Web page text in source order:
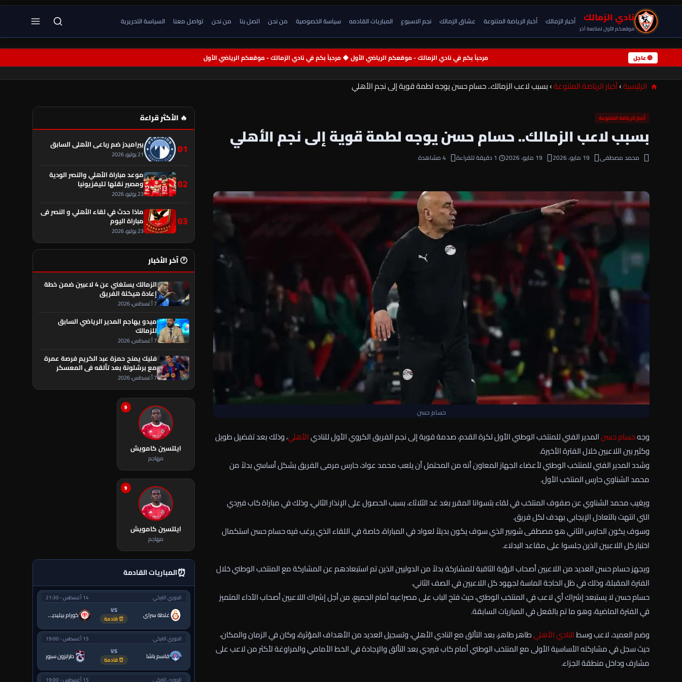
نادي الزمالك
موقعكم الأول لمتابعة آخر
أخبار الزمالك أخبار الرياضة المتنوعة عشاق الزمالك نجم الاسبوع المباريات القادمه سياسة الخصوصية من نحن اتصل بنا من نحن تواصل معنا السياسة التحريرية
🔴 عاجل مرحباً بكم في نادي الزمالك - موقعكم الرياضي الأول ◆ مرحباً بكم في نادي الزمالك - موقعكم الرياضي الأول
الرئيسية›أخبار الرياضة المتنوعة›بسبب لاعب الزمالك.. حسام حسن يوجه لطمة قوية إلى نجم الأهلي
أخبار الرياضة المتنوعة
بسبب لاعب الزمالك.. حسام حسن يوجه لطمة قوية إلى نجم الأهلي
محمد مصطفى 19 مايو، 2026 19 مايو، 2026 1 دقيقة للقراءة 4 مشاهدة
حسام حسن
وجهحسام حسنالمدير الفني للمنتخب الوطني الأول لكرة القدم، صدمة قوية إلى نجم الفريق الكروي الأول للناديالأهلي، وذلك بعد تفضيل طويل
وكثير بين اللاعبين خلال الفترة الأخيرة.
وشدد المدير الفني للمنتخب الوطني لأعضاء الجهاز المعاون أنه من المحتمل أن يلعب محمد عواد، حارس مرمى الفريق بشكل أساسي بدلاً من
محمد الشناوي حارس المنتخب الأول.
ويغيب محمد الشناوي عن صفوف المنتخب في لقاء بتسوانا المقرر بغد غد الثلاثاء، بسبب الحصول على الإنذار الثاني، وذلك في مباراة كاب فيردي
التي انتهت بالتعادل الإيجابي بهدف لكل فريق.
وسوف يكون الحارس الثاني هو مصطفى شوبير الذي سوف يكون بديلاً لعواد في المباراة، خاصة في اللقاء الذي يرغب فيه حسام حسن استكمال
اختبار كل اللاعبين الذين جلسوا على مقاعد البدلاء.
ويجهز حسام حسن العديد من اللاعبين أصحاب الرؤية الثاقبة للمشاركة بدلاً من الدوليين الذين تم استبعادهم عن المشاركة مع المنتخب الوطني خلال
الفترة المقبلة، وذلك في ظل الحاجة الماسة لجهود كل اللاعبين في الصف الثاني.
حسام حسن لا يستبعد إشراك أي لاعب في المنتخب الوطني، حيث فتح الباب على مصراعيه أمام الجميع، من أجل إشراك اللاعبين أصحاب الأداء المتميز
في الفترة الماضية، وهو ما تم بالفعل في المباريات السابقة.
وضم العميد، لاعب وسطالنادي الأهليطاهر طاهر، بعد التألق مع النادي الأهلي، وتسجيل العديد من الأهداف المؤثرة، وكان في الزمان والمكان،
حيث سجل في مشاركته الأساسية الأولى مع المنتخب الوطني أمام كاب فيردي بعد التألق والإجادة في الخط الأمامي والمراوغة لأكثر من لاعب على
مشارف وداخل منطقة الجزاء.
🔥 الأكثر قراءة
01 بيراميدز ضم رباعي الأهلي السابق
21 يوليو، 2026
02
موعد مباراة الأهلي والنصر الودية
ومصير نقلها تليفزيونيا
23 يوليو، 2026
03
ماذا حدث في لقاء الأهلي و النصر فى
مباراة اليوم
23 يوليو، 2026
🕐 آخر الأخبار
الزمالك يستغني عن 4 لاعبين ضمن خطة
إعادة هيكلة الفريق
7 أغسطس، 2026
ميدو يهاجم المدير الرياضي السابق
للزمالك
7 أغسطس، 2026
فليك يمنح حمزة عبد الكريم فرصة عمرة
مع برشلونة بعد تألقه في المعسكر
7 أغسطس، 2026
9
ايلتسين كامويش
مهاجم
9
ايلتسين كامويش
مهاجم
⏰المباريات القادمة
الدوري التركي 14 أغسطس - 21:30
غلطة سراي VS
⏰ قادمة كورام بيليديسبور
الدوري التركي 15 أغسطس - 19:00
قاسم باشا VS
⏰ قادمة طرابزون سبور
الدوري التركي 15 أغسطس - 19:00